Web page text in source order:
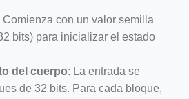
Comienza con un valor semilla
bits) para inicializar el estado
del cuerpo: La entrada se
de 32 bits. Para cada bloque,